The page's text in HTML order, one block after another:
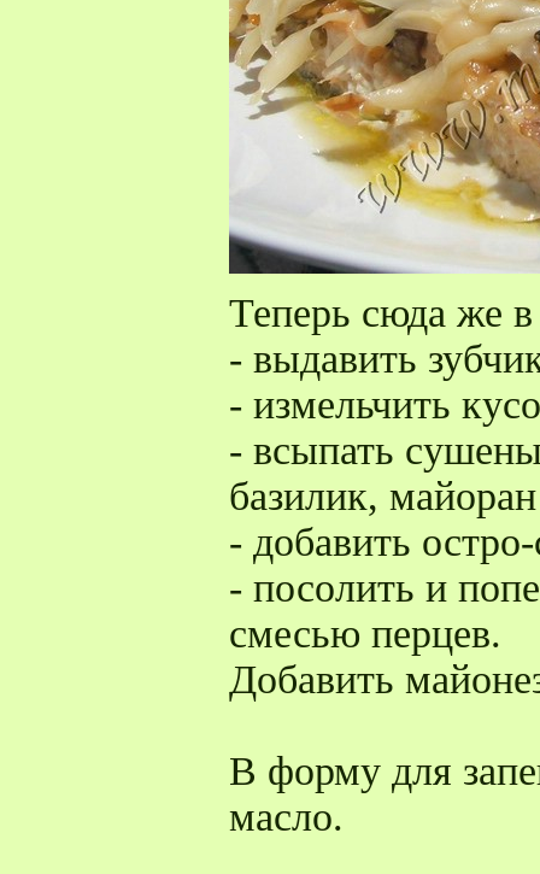
Теперь сюда же
- выдавить
- измельчить
- всыпать
базилик,
- добавить
- посолить и
смесью перцев.
Добавить
В форму для
масло.